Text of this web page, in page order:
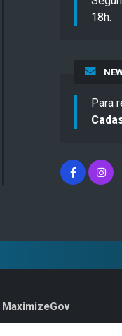
18h.
Para
MaximizeGov